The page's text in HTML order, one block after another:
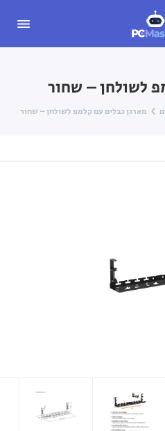
לשולחן – שחור
מארגן כבלים עם קלמפ לשולחן – שחור